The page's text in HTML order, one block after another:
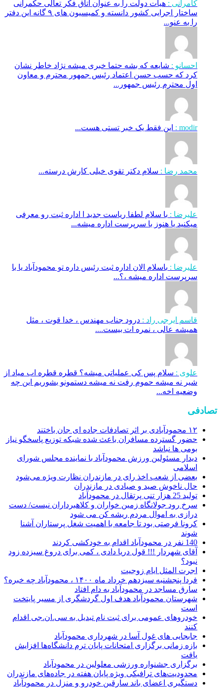
کامرانی : هیات دولت را به عنوان اتاق فکر تعالی حکمرانی
ساختار اجرایی کشور دانسته و کمیسیون های ۹ گانه این دفتر
را به عنو...
احسانو : شایعه که بشه حتما خبری میشه نژاد خاطر نشان
کرد که حسب حسن اعتماد رئیس جمهور محترم و معاون
اول محترم رئیس جمهور...
modir : این فقط یک خبر تستی هست...
محمد رضا : سلام دکتر تقوی خیلی کارش درسته...
علیرضا : با سلام لطفا ریاست جدید ا اداره ثبت‌ رو معرفی
میکنید یا هنوز با سرپرست اداره‌ میشه...
علیرضا : باسلام الان اداره ثبت رئیس داره تو محمودآباد یا با
سرپرست اداره میشه ،؟...
قاسم ایرجی راد : درود جناب مهندس ، خدا قوت ، مثل
همیشه عالی ، نمره ات بیست....
علوی : سلام پس کی عملیاتی میشه؟ قطره قطره اب میاد از
شیر نه میشه حموم رفت نه میشه دستمونو بشوریم این چه
وضعیه اخه...
تصادفی
۱۲ محمودآبادی بر اثر تصادفات جاده ای جان باختند
حضور گسترده مسافران باعث شده شبکه توزیع پاسخگو نیاز
بومی ها نباشد
دیدار مسئولین ورزش محمودآباد با نماینده مجلس شورای
اسلامی
بعضی از شعب اخذ رای در مازندران نظارت ویژه می‌شود
حال ناخوش صید و صیادی در مازندران
توليد 25 هزار تنی پرتقال در محمودآباد
سرخ رود جولانگاه زمین خواران و کلاهبرداران نیست/ دست
درازی به اموال مردم ریشه کن می شود
کرونا فرصتی بود تا جامعه با اهمیت شغل پرستاران آشنا
شوند
140 نفر در محمودآباد اقدام به خودکشی کردند
آقای شهردار !!! قول دریا دادی ، کمی برای دروغ سیزده زود
نبود؟
اجرت المثل ایام زوجیت
فردا پنجشنبه سیزدهم خرداد ماه ۱۴۰۰ ، محمودآباد چه خبره؟
سارق مساجد در محمودآباد به دام افتاد
شهرستان محمودآباد هدف اول گردشگری از مسیر پایتخت
است
خودروهای عمومی برای ثبت نام تبدیل به سی.ان.جی اقدام
کنند
جابجایی های غول آسا در شهرداری محمودآباد
بازه زمانی برگزاری امتحانات پایان ترم دانشگاه‌ها افزایش
یافت
برگزاری جشنواره ورزشی معلولین در محمودآباد
محدودیت‌های ترافیکی ویژه پایان هفته در جاده‌های مازندران
دستگیری اعضای باند سارقین خودرو و منزل در محمودآباد